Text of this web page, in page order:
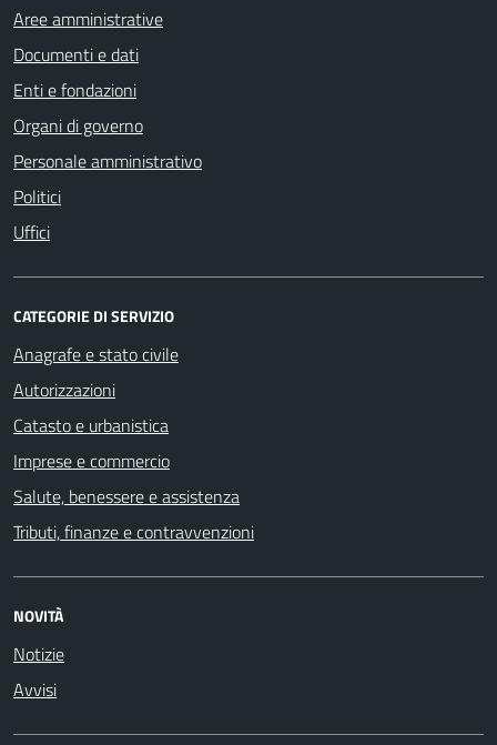
Aree amministrative
Documenti e dati
Enti e fondazioni
Organi di governo
Personale amministrativo
Politici
Uffici
CATEGORIE DI SERVIZIO
Anagrafe e stato civile
Autorizzazioni
Catasto e urbanistica
Imprese e commercio
Salute, benessere e assistenza
Tributi, finanze e contravvenzioni
NOVITÀ
Notizie
Avvisi